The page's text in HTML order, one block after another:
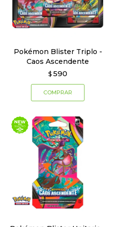
Pokémon Blister Triplo -
Caos Ascendente
$ 590